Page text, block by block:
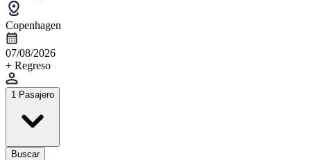
Copenhagen
07/08/2026
+ Regreso
1 Pasajero
Buscar